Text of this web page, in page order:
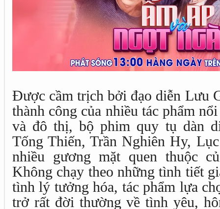
Được cầm trịch bởi đạo diễn Lưu
thành công của nhiều tác phẩm
và đô thị, bộ phim quy tụ dàn
Tống Thiến, Trần Nghiên Hy,
nhiều gương mặt quen thuộc
Không chạy theo những tình tiết
tình lý tưởng hóa, tác phẩm lựa
trở rất đời thường về tình yêu,